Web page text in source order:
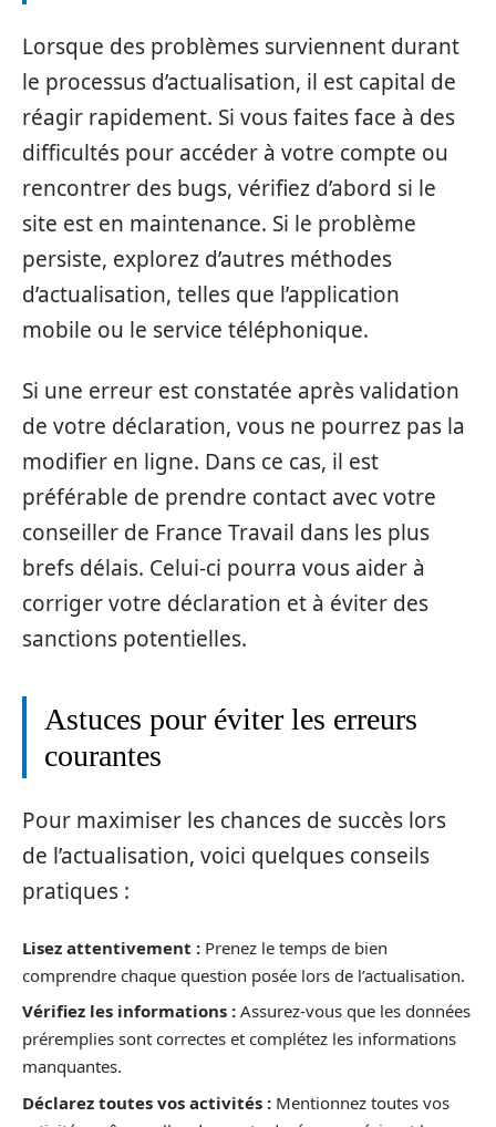
Lorsque des problèmes surviennent durant
le processus d’actualisation, il est capital de
réagir rapidement. Si vous faites face à des
difficultés pour accéder à votre compte ou
rencontrer des bugs, vérifiez d’abord si le
site est en maintenance. Si le problème
persiste, explorez d’autres méthodes
d’actualisation, telles que l’application
mobile ou le service téléphonique.
Si une erreur est constatée après validation
de votre déclaration, vous ne pourrez pas la
modifier en ligne. Dans ce cas, il est
préférable de prendre contact avec votre
conseiller de France Travail dans les plus
brefs délais. Celui-ci pourra vous aider à
corriger votre déclaration et à éviter des
sanctions potentielles.
Astuces pour éviter les erreurs
courantes
Pour maximiser les chances de succès lors
de l’actualisation, voici quelques conseils
pratiques :
Lisez attentivement : Prenez le temps de bien
comprendre chaque question posée lors de l’actualisation.
Vérifiez les informations : Assurez-vous que les données
préremplies sont correctes et complétez les informations
manquantes.
Déclarez toutes vos activités : Mentionnez toutes vos